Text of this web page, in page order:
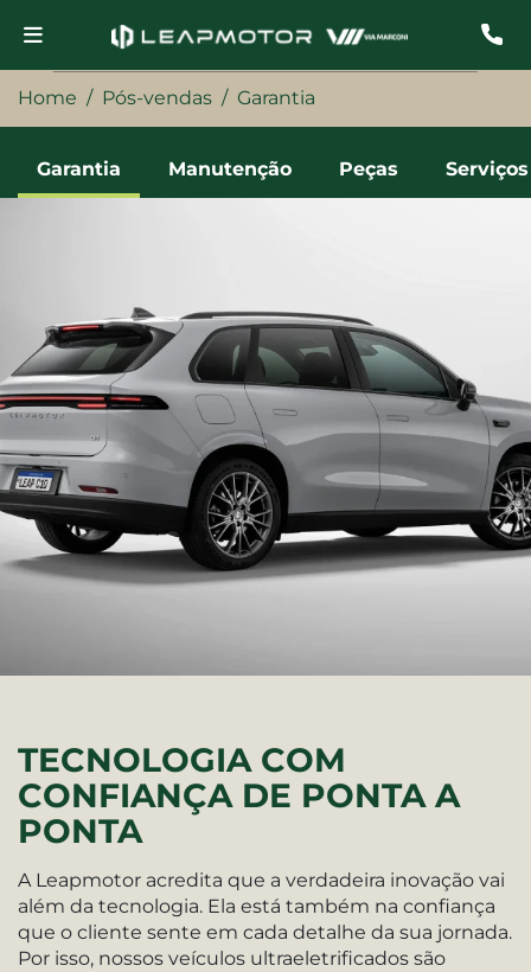
Home Pós-vendas Garantia
Manutenção Peças Serviços
Garantia
TECNOLOGIA COM
CONFIANÇA DE PONTA A
PONTA
A Leapmotor acredita que a verdadeira inovação vai
além da tecnologia. Ela está também na confiança
que o cliente sente em cada detalhe da sua jornada.
Por isso, nossos veículos ultraeletrificados são